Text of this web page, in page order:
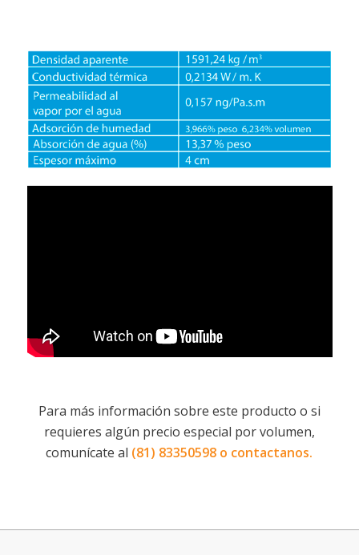
Para más información sobre este producto o si
requieres algún precio especial por volumen,
comunícate al (81) 83350598 o contactanos.